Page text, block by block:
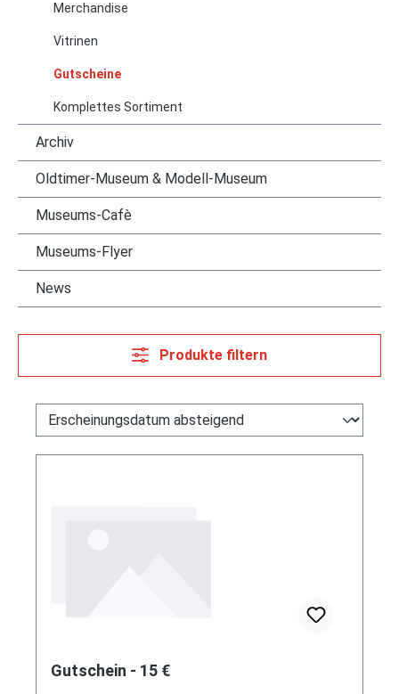
Merchandise
Vitrinen
Gutscheine
Komplettes Sortiment
Archiv
Oldtimer-Museum & Modell-Museum
Museums-Cafè
Museums-Flyer
News
Produkte filtern
Gutschein - 15 €